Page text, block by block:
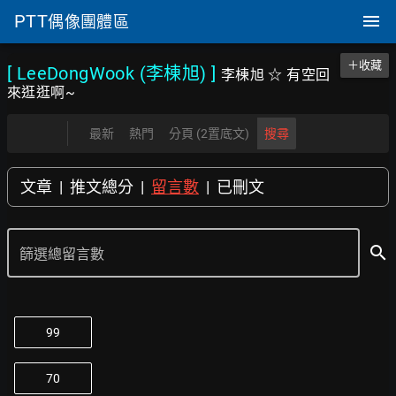
PTT偶像團體區
[ LeeDongWook (李棟旭) ] 李棟旭 ☆ 有空回
來逛逛啊~
＋收藏
最新 熱門 分頁 (2置底文) 搜尋
文章 | 推文總分 | 留言數 | 已刪文
篩選總留言數 search
99
70